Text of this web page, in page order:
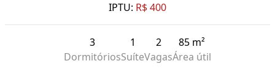
IPTU: R$ 400
3
Dormitórios
1
Suíte
2
Vagas
85 m²
Área útil